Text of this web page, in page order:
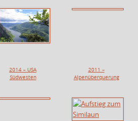
2014 – USA
Südwesten
2011 –
Alpenüberquerung